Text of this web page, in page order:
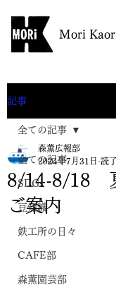
Mori
NEWS
記事
全ての記事
SDGs
豆知識
鉄工所の日々
CAFE部
森薫園芸部
全ての記事
8/14-8/18
ご案内
森薫広報部
2024年7月31日 読